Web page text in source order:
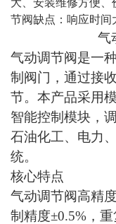
节阀缺点：响应时间
气
气动调节阀是一
制阀门，通过接
节。本产品采用
智能控制模块，
石油化工、电力
统。
核心特点
气动调节阀高精
制精度±0.5%，